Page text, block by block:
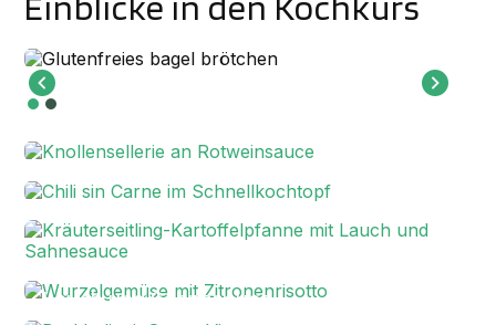
Lauch und Sahnesauce